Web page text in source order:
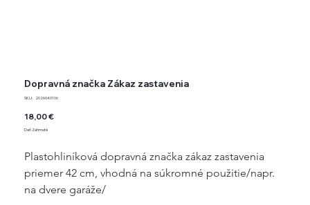
Dopravná značka Zákaz zastavenia
SKU:
SKU
2026040106
Cena
18,00 €
Daň Zahrnuté
Plastohliníková dopravná značka zákaz zastavenia
priemer 42 cm, vhodná na súkromné použitie/napr.
na dvere garáže/